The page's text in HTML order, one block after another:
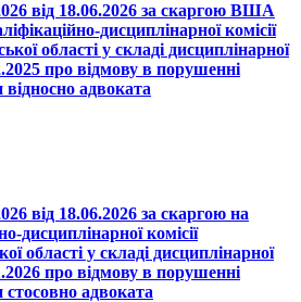
від 18.06.2026 за скаргою ВША
дисциплінарної комісії
області у складі дисциплінарної
про відмову в порушенні
відносно адвоката
від 18.06.2026 за скаргою на
дисциплінарної комісії
області у складі дисциплінарної
про відмову в порушенні
стосовно адвоката